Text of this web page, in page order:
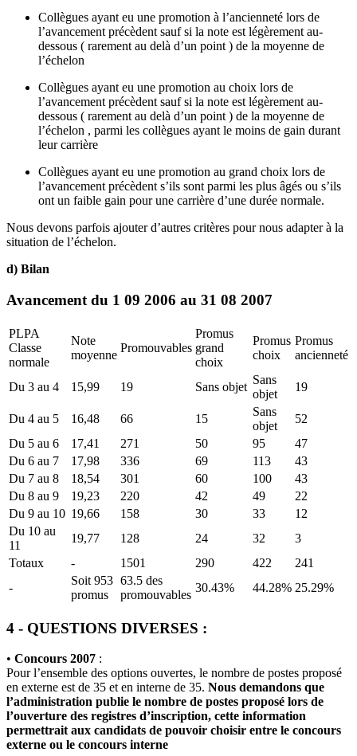
Collègues ayant eu une promotion à l’ancienneté lors de
l’avancement précèdent sauf si la note est légèrement au-
dessous ( rarement au delà d’un point ) de la moyenne de
l’échelon
Collègues ayant eu une promotion au choix lors de
l’avancement précèdent sauf si la note est légèrement au-
dessous ( rarement au delà d’un point ) de la moyenne de
l’échelon , parmi les collègues ayant le moins de gain durant
leur carrière
Collègues ayant eu une promotion au grand choix lors de
l’avancement précèdent s’ils sont parmi les plus âgés ou s’ils
ont un faible gain pour une carrière d’une durée normale.
Nous devons parfois ajouter d’autres critères pour nous adapter à la
situation de l’échelon.
d) Bilan
Avancement du 1 09 2006 au 31 08 2007
PLPA
Classe
normale
Note
moyenne
Promouvables
Promus
grand
choix
Promus
choix
Promus
ancienneté
Du 3 au 4 15,99 19 Sans objet
Sans
objet
19
Du 4 au 5 16,48 66 15
Sans
objet
52
Du 5 au 6
17,41 271 50 95
47
Du 6 au 7
17,98 336 69 113
43
Du 7 au 8
18,54 301 60 100
43
Du 8 au 9
19,23 220 42 49
22
Du 9 au 10 19,66 158 30 33
12
Du 10 au
11
19,77 128 24 32
3
Totaux
- 1501 290 422
241
-
Soit 953
promus
63.5 des
promouvables
30.43% 44.28% 25.29%
4 - QUESTIONS DIVERSES :
• Concours 2007 :
Pour l’ensemble des options ouvertes, le nombre de postes proposé
en externe est de 35 et en interne de 35. Nous demandons que
l’administration publie le nombre de postes proposé lors de
l’ouverture des registres d’inscription, cette information
permettrait aux candidats de pouvoir choisir entre le concours
externe ou le concours interne